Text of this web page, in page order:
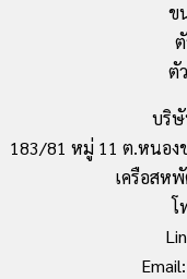
ข
ตั
บริษั
183/81 หมู่ 11 ต.หนอง
เครือสห
โ